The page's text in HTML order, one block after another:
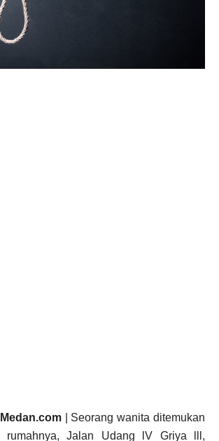
| Seorang wanita ditemukan
Jalan Udang lV Griya lll,